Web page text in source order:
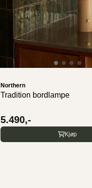
Northern
Tradition bordlampe
5.490,-
Kjøp